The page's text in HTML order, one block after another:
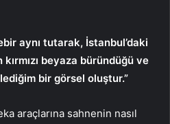
aynı tutarak, İstanbul’daki
beyaza büründüğü ve
bir görsel oluştur.”
araçlarına sahnenin nasıl